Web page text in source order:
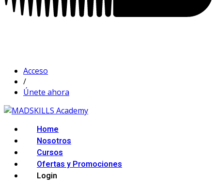
Acceso
/
Únete ahora
Home
Nosotros
Cursos
Ofertas y Promociones
Login